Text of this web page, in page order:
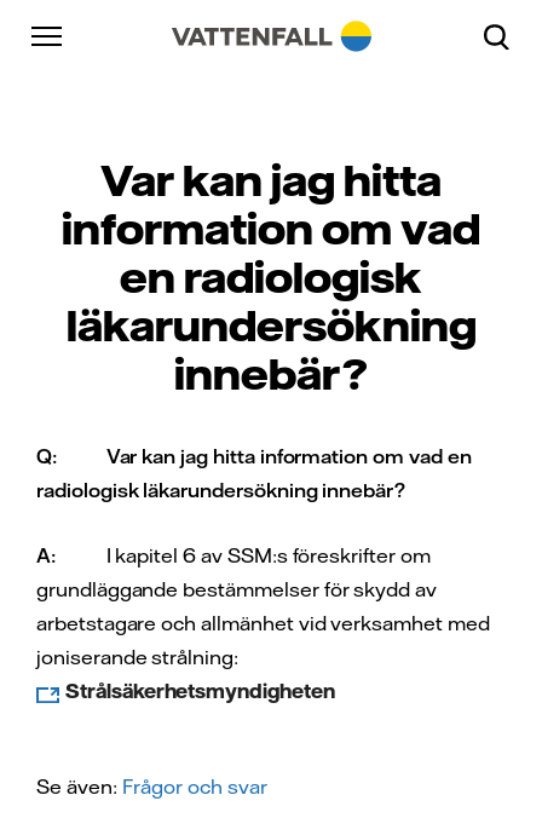
Skip to content
Gå till huvudnavigeringen
Gå till sidfoten
Var kan jag hitta
information om vad
en radiologisk
läkarundersökning
innebär?
Q:
Var kan jag hitta information om vad en
radiologisk läkarundersökning innebär?
A:
I kapitel 6 av SSM:s föreskrifter om
grundläggande bestämmelser för skydd av
arbetstagare och allmänhet vid verksamhet med
joniserande strålning:
Strålsäkerhetsmyndigheten
Se även: Frågor och svar
Gå till huvudnavigeringen